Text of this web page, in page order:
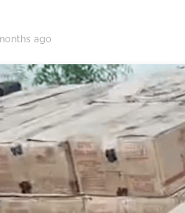
ago